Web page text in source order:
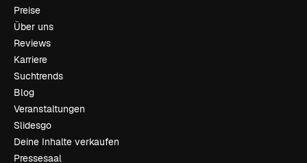
Preise
Über uns
Reviews
Karriere
Suchtrends
Blog
Veranstaltungen
Slidesgo
Deine Inhalte verkaufen
Pressesaal